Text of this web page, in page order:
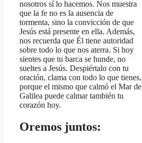
nosotros sí lo hacemos. Nos muestra
que la fe no es la ausencia de
tormenta, sino la convicción de que
Jesús está presente en ella. Además,
nos recuerda que Él tiene autoridad
sobre todo lo que nos aterra. Si hoy
sientes que tu barca se hunde, no
sueltes a Jesús. Despiértalo con tu
oración, clama con todo lo que tienes,
porque el mismo que calmó el Mar de
Galilea puede calmar también tu
corazón hoy.
Oremos juntos: